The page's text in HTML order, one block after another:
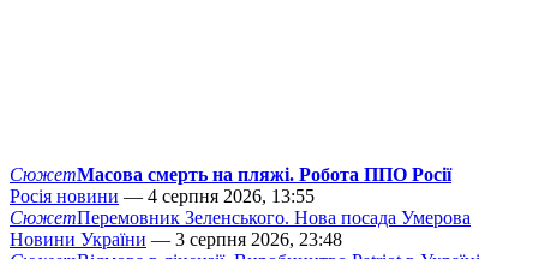
СюжетМасова смерть на пляжі. Робота ППО Росії
Росія новини — 4 серпня 2026, 13:55
СюжетПеремовник Зеленського. Нова посада Умерова
Новини України — 3 серпня 2026, 23:48